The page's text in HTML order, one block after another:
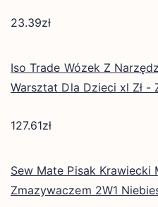
23.39zł
Iso Trade Wózek Z
Warsztat Dla Dzieci xl Zł -
127.61zł
Sew Mate Pisak Krawiecki
Zmazywaczem 2W1